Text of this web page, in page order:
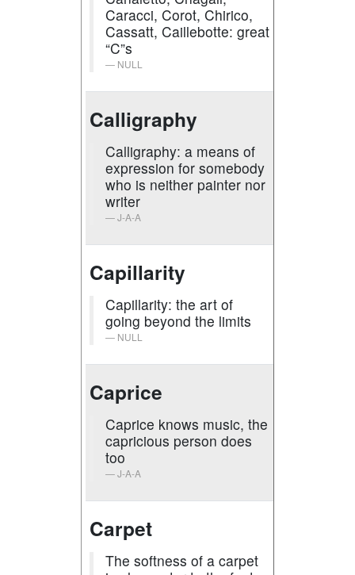
Caracci, Corot, Chirico,
Cassatt, Caillebotte: great
“C”s
NULL
Calligraphy
Calligraphy: a means of
expression for somebody
who is neither painter nor
writer
J-A-A
Capillarity
Capillarity: the art of
going beyond the limits
NULL
Caprice
Caprice knows music, the
capricious person does
too
J-A-A
Carpet
The softness of a carpet